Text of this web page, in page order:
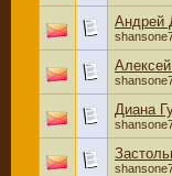
Андрей
Диана